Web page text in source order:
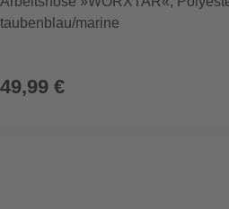
taubenblau/marine
49,99 €